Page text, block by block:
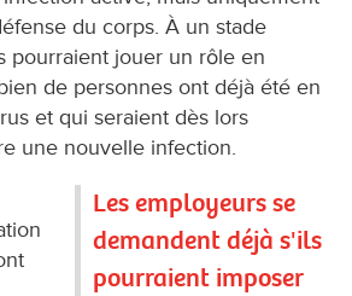
du corps. À un stade
pourraient jouer un rôle en
de personnes ont déjà été en
et qui seraient dès lors
une nouvelle infection.
Les employeurs se
demandent déjà s'ils
pourraient imposer